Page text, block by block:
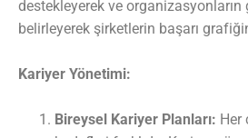
destekleyerek ve
belirleyerek şirketlerin başarı
Kariyer Yönetimi:
Bireysel Kariyer Planları: Her